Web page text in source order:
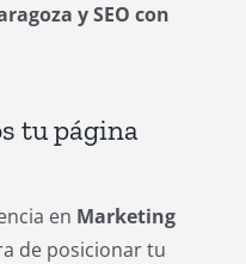
y SEO con
tu página
en Marketing
de posicionar tu